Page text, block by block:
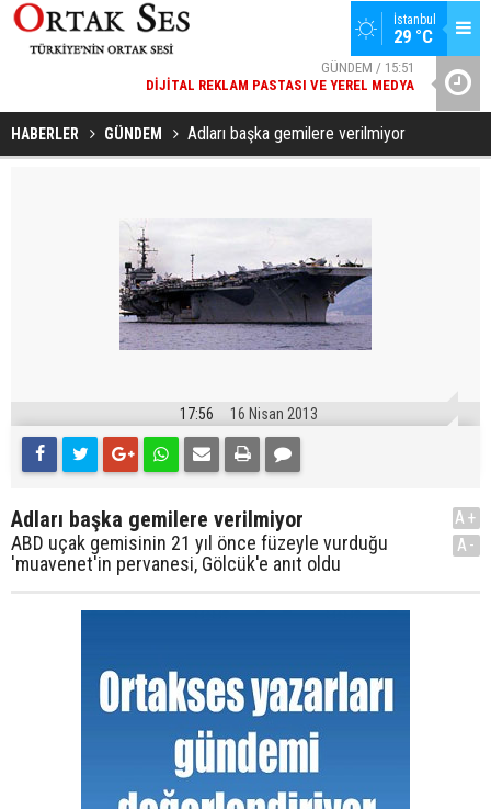
İstanbul
29 °C
GÜNDEM / 15:51
DIJITAL REKLAM PASTASI VE YEREL MEDYA
SPOR / 14:20
HABERLER GÜNDEM Adları başka gemilere verilmiyor
17:56 16 Nisan 2013
Adları başka gemilere verilmiyor
ABD uçak gemisinin 21 yıl önce füzeyle vurduğu
'muavenet'in pervanesi, Gölcük'e anıt oldu
A+
A-